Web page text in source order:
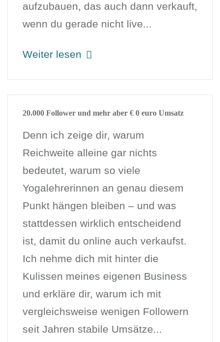
aufzubauen, das auch dann verkauft,
wenn du gerade nicht live...
Weiter lesen
20.000 Follower und mehr aber € 0 euro Umsatz
Denn ich zeige dir, warum
Reichweite alleine gar nichts
bedeutet, warum so viele
Yogalehrerinnen an genau diesem
Punkt hängen bleiben – und was
stattdessen wirklich entscheidend
ist, damit du online auch verkaufst.
Ich nehme dich mit hinter die
Kulissen meines eigenen Business
und erkläre dir, warum ich mit
vergleichsweise wenigen Followern
seit Jahren stabile Umsätze...